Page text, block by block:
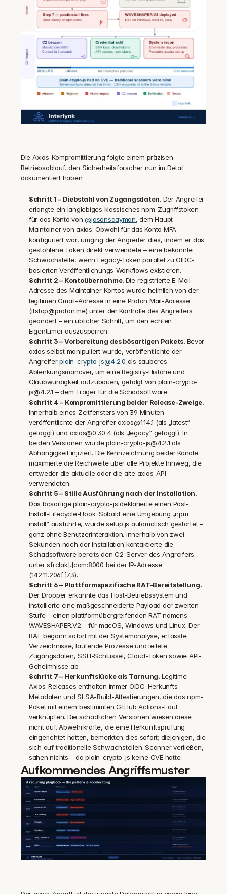
Die Axios-Kompromittierung folgte einem präzisen
Betriebsablauf, den Sicherheitsforscher nun im Detail
dokumentiert haben:
Schritt 1 – Diebstahl von Zugangsdaten. Der Angreifer
erlangte ein langlebiges klassisches npm-Zugriffstoken
für das Konto von @jasonsaayman, dem Haupt-
Maintainer von axios. Obwohl für das Konto MFA
konfiguriert war, umging der Angreifer dies, indem er das
gestohlene Token direkt verwendete – eine bekannte
Schwachstelle, wenn Legacy-Token parallel zu OIDC-
basierten Veröffentlichungs-Workflows existieren.
Schritt 2 – Kontoübernahme. Die registrierte E-Mail-
Adresse des Maintainer-Kontos wurde heimlich von der
legitimen Gmail-Adresse in eine Proton Mail-Adresse
(ifstap@proton.me) unter der Kontrolle des Angreifers
geändert – ein üblicher Schritt, um den echten
Eigentümer auszusperren.
Schritt 3 – Vorbereitung des bösartigen Pakets. Bevor
axios selbst manipuliert wurde, veröffentlichte der
Angreifer plain-crypto-js@4.2.0 als sauberes
Ablenkungsmanöver, um eine Registry-Historie und
Glaubwürdigkeit aufzubauen, gefolgt von plain-crypto-
js@4.2.1 – dem Träger für die Schadsoftware.
Innerhalb eines Zeitfensters von 39 Minuten
veröffentlichte der Angreifer axios@1.14.1 (als „latest“
getaggt) und axios@0.30.4 (als „legacy“ getaggt). In
beiden Versionen wurde plain-crypto-js@4.2.1 als
Abhängigkeit injiziert. Die Kennzeichnung beider Kanäle
maximierte die Reichweite über alle Projekte hinweg, die
entweder die aktuelle oder die alte axios-API
verwendeten.
Das bösartige plain-crypto-js deklarierte einen Post-
Install-Lifecycle-Hook. Sobald eine Umgebung „npm
install“ ausführte, wurde setup.js automatisch gestartet –
ganz ohne Benutzerinteraktion. Innerhalb von zwei
Sekunden nach der Installation kontaktierte die
Schadsoftware bereits den C2-Server des Angreifers
unter sfrclak[.]com:8000 bei der IP-Adresse
(142.11.206[.]73).
Der Dropper erkannte das Host-Betriebssystem und
installierte eine maßgeschneiderte Payload der zweiten
Stufe – einen plattformübergreifenden RAT namens
WAVESHAPER.V2 – für macOS, Windows und Linux. Der
RAT begann sofort mit der Systemanalyse, erfasste
Verzeichnisse, laufende Prozesse und leitete
Zugangsdaten, SSH-Schlüssel, Cloud-Token sowie API-
Geheimnisse ab.
Schritt 7 – Herkunftslücke als Tarnung. Legitime
Axios-Releases enthalten immer OIDC-Herkunfts-
Metadaten und SLSA-Build-Attestierungen, die das npm-
Paket mit einem bestimmten GitHub Actions-Lauf
verknüpfen. Die schädlichen Versionen wiesen diese
nicht auf. Abwehrkräfte, die eine Herkunftsprüfung
eingerichtet hatten, bemerkten dies sofort; diejenigen, die
sich auf traditionelle Schwachstellen-Scanner verließen,
sahen nichts – da plain-crypto-js keine CVE hatte.
Aufkommendes Angriffsmuster